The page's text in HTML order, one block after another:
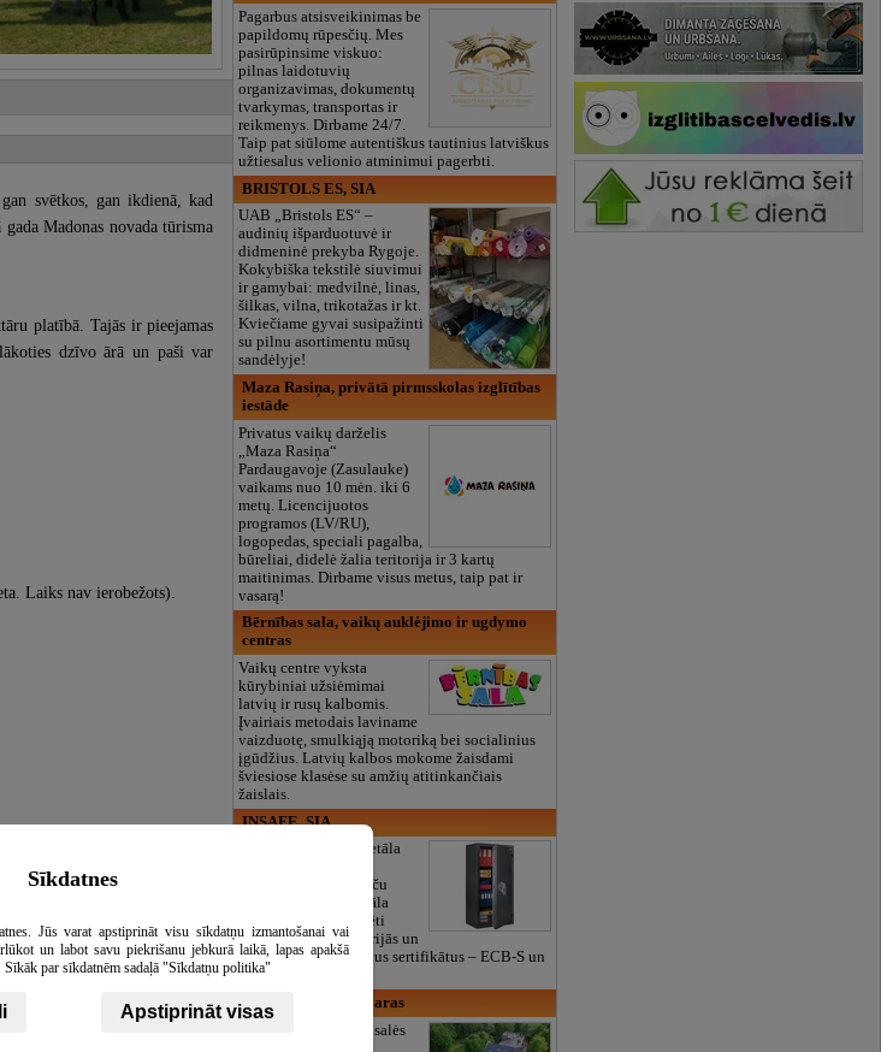
svētkos, gan ikdienā, kad
Madonas novada tūrisma
platībā. Tajās ir pieejamas
dzīvo ārā un paši var
Laiks nav ierobežots).
Pagarbus atsisveikinimas be
papildomų rūpesčių. Mes
pasirūpinsime viskuo:
pilnas laidotuvių
organizavimas, dokumentų
tvarkymas, transportas ir
reikmenys. Dirbame 24/7.
Taip pat siūlome autentiškus tautinius latviškus
užtiesalus velionio atminimui pagerbti.
BRISTOLS ES, SIA
UAB „Bristols ES“ –
audinių išparduotuvė ir
didmeninė prekyba Rygoje.
Kokybiška tekstilė siuvimui
ir gamybai: medvilnė, linas,
šilkas, vilna, trikotažas ir kt.
Kviečiame gyvai susipažinti
su pilnu asortimentu mūsų
sandėlyje!
Maza Rasiņa, privātā pirmsskolas izglītības
iestāde
Privatus vaikų darželis
„Maza Rasiņa“
Pardaugavoje (Zasulauke)
vaikams nuo 10 mėn. iki 6
metų. Licencijuotos
programos (LV/RU),
logopedas, speciali pagalba,
būreliai, didelė žalia teritorija ir 3 kartų
maitinimas. Dirbame visus metus, taip pat ir
vasarą!
Bērnības sala, vaikų auklėjimo ir ugdymo
centras
Vaikų centre vyksta
kūrybiniai užsiėmimai
latvių ir rusų kalbomis.
Įvairiais metodais laviname
vaizduotę, smulkiąją motoriką bei socialinius
įgūdžius. Latvių kalbos mokome žaisdami
šviesiose klasėse su amžių atitinkančiais
žaislais.
INSAFE, SIA
Lielākais seifu un metāla
izplatītājs. Mūsu preču
klāstā ir seifi un metāla
mēbeles. Seifi ir testēti
neatkarīgās laboratorijās un
ieguvuši Eiropā atzītus sertifikātus – ECB-S un
IMP.
Odzienas muiža, dvaras
Dvaro kompleksas – salės
Sīkdatnes
Jūs varat apstiprināt visu sīkdatņu izmantošanai vai
un labot savu piekrišanu jebkurā laikā, lapas apakšā
par sīkdatnēm sadaļā "Sīkdatņu politika"
Apstiprināt visas